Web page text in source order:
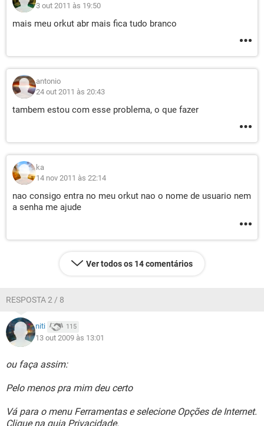
3 out 2011 às 19:50
mais meu orkut abr mais fica tudo branco
antonio
24 out 2011 às 20:43
tambem estou com esse problema, o que fazer
ka
14 nov 2011 às 22:14
nao consigo entra no meu orkut nao o nome de usuario nem
a senha me ajude
Ver todos os 14 comentários
RESPOSTA 2 / 8
niti 115
13 out 2009 às 13:01
ou faça assim:
Pelo menos pra mim deu certo
Vá para o menu Ferramentas e selecione Opções de Internet.
Clique na guia Privacidade.